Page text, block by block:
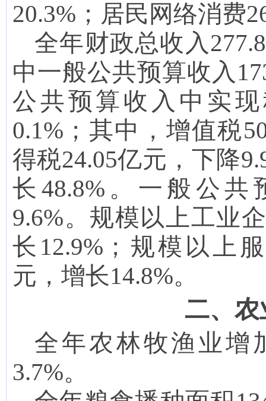
20.3%；居民网络消费
全年财政总收入
中一般公共预算收入
公共预算收入中实
0.1% ； 其中 ， 增值税
得税24.05亿元， 下降
长 48.8%。一般公共
9.6%。规模以上工业
长 12.9%；规模以上
元，增长14.8%。
二、
全年农林牧渔业增
3.7%。